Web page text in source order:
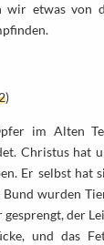
wir etwas von
)
im Alten
Christus hat
Er selbst hat
wurden
der
und das